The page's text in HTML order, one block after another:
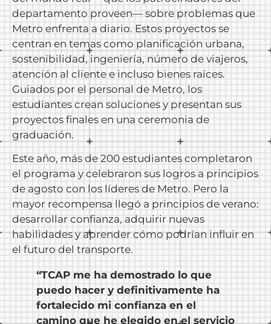
departamento proveen— sobre problemas que
Metro enfrenta a diario. Estos proyectos se
centran en temas como planificación urbana,
sostenibilidad, ingeniería, número de viajeros,
atención al cliente e incluso bienes raíces.
Guiados por el personal de Metro, los
estudiantes crean soluciones y presentan sus
proyectos finales en una ceremonia de
graduación.
Este año, más de 200 estudiantes completaron
el programa y celebraron sus logros a principios
de agosto con los líderes de Metro. Pero la
mayor recompensa llegó a principios de verano:
desarrollar confianza, adquirir nuevas
habilidades y aprender cómo podrían influir en
el futuro del transporte.
“TCAP me ha demostrado lo que
puedo hacer y definitivamente ha
fortalecido mi confianza en el
camino que he elegido en el servicio